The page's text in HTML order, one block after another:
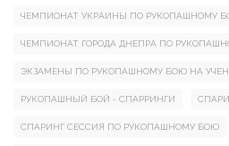
ЧЕМПИОНАТ УКРАИНЫ ПО РУКОПАШНОМУ
ЧЕМПИОНАТ ГОРОДА ДНЕПРА ПО
ЭКЗАМЕНЫ ПО РУКОПАШНОМУ БОЮ НА
РУКОПАШНЫЙ БОЙ - СПАРРИНГИ
СПАРИНГ СЕССИЯ ПО РУКОПАШНОМУ БОЮ